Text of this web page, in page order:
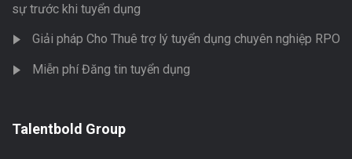
sự trước khi tuyển dụng
Giải pháp Cho Thuê trợ lý tuyển dụng chuyên nghiệp RPO
Miễn phí Đăng tin tuyển dụng
Talentbold Group